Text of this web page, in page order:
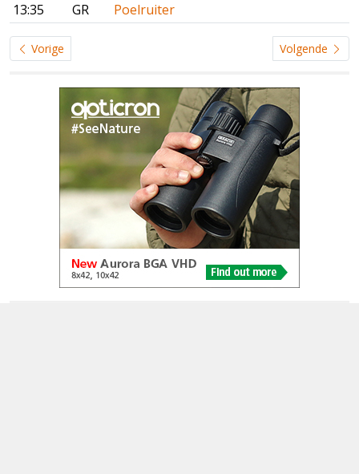
13:35
GR Poelruiter
Vorige Volgende